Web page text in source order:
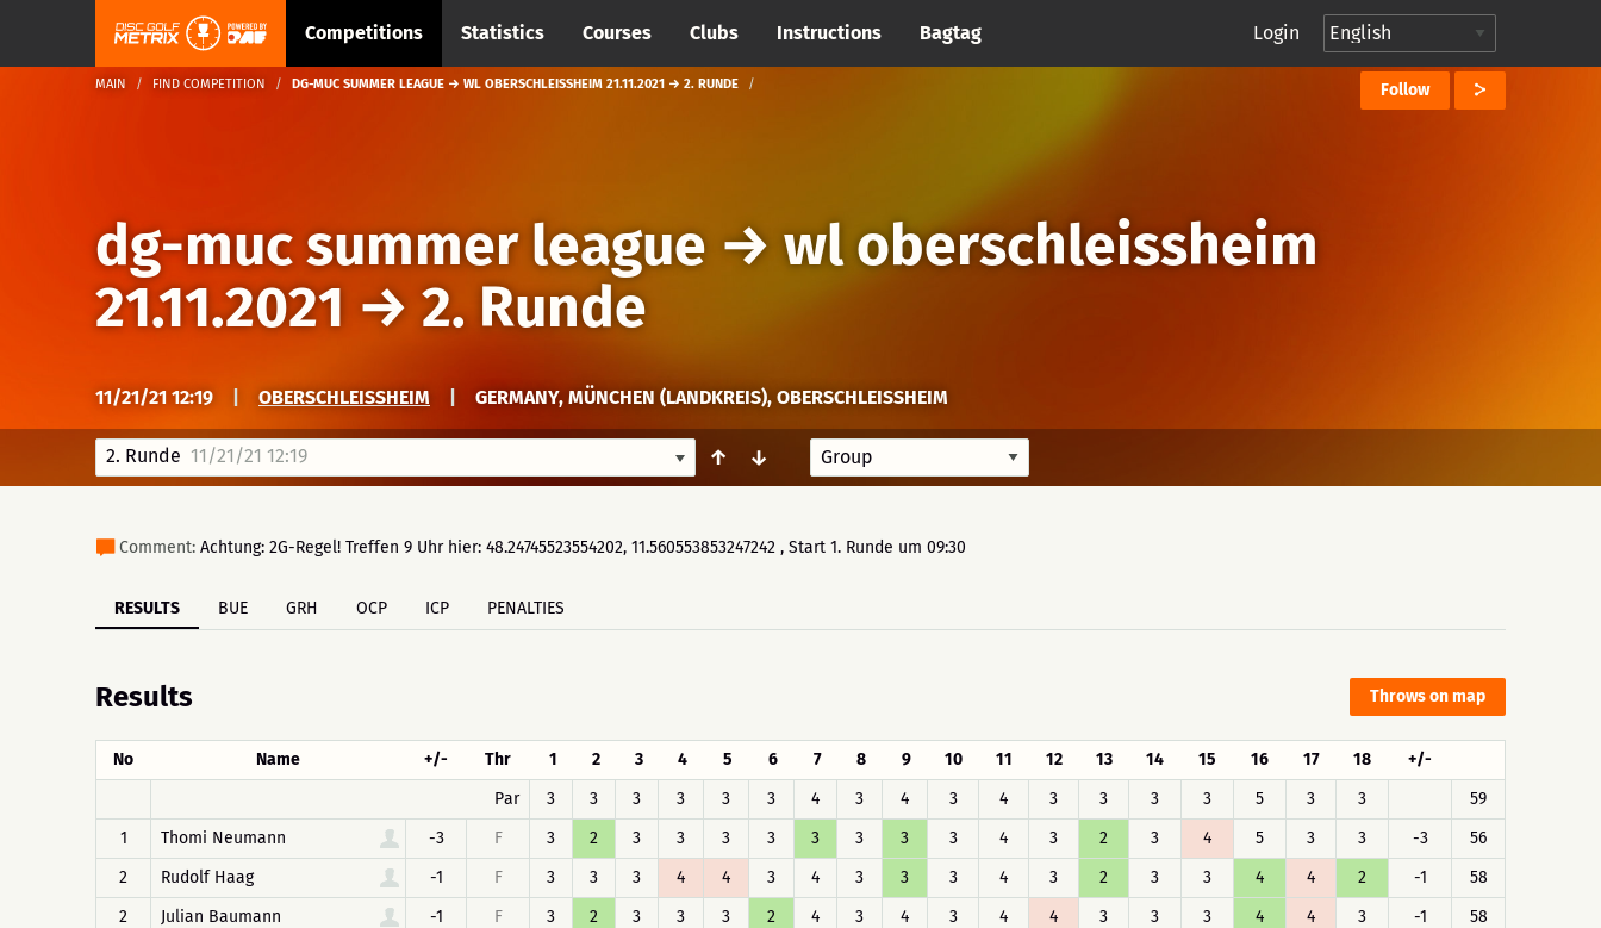
Competitions Statistics Courses Clubs Instructions Bagtag Login
MAIN FIND COMPETITION DG-MUC SUMMER LEAGUE → WL OBERSCHLEISSHEIM 21.11.2021 → 2. RUNDE Follow
dg-muc summer league →wl oberschleissheim
21.11.2021 → 2. Runde
11/21/21 12:19 OBERSCHLEISSHEIM GERMANY, MÜNCHEN (LANDKREIS), OBERSCHLEISSHEIM
2. Runde 11/21/21 12:19 ↑ ↓
Comment: Achtung: 2G-Regel! Treffen 9 Uhr hier: 48.24745523554202, 11.560553853247242 , Start 1. Runde um 09:30
RESULTS BUE GRH OCP ICP PENALTIES
Results Throws on map
No Name +/- Thr 1 2 3 4 5 6 7 8 9 10 11 12 13 14 15 16 17 18
+/-
Par
3 3 3 3 3 3 4 3 4 3 4 3 3 3 3 5 3 3
59
1
Thomi Neumann -3 F 3 2 3 3 3 3 3 3 3 3 4 3 2 3 4 5 3 3 -3
56
2
Rudolf Haag -1 F 3 3 3 4 4 3 4 3 3 3 4 3 2 3 3 4 4 2 -1
58
2
Julian Baumann -1 F 3 2 3 3 3 2 4 3 4 3 4 4 3 3 3 4 4 3 -1
58